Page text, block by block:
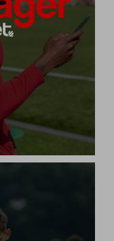
Damit kannst du
Trainingsstrategie
Kimet-Universum
erklären
Produkt ansehen
LERNEN ZU PLANEN